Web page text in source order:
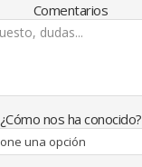
Comentarios
¿Cómo nos ha conocido?